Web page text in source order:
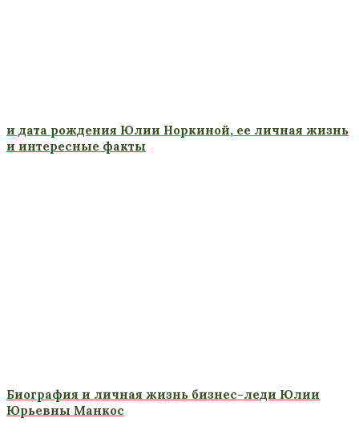
и дата рождения Юлии Норкиной, ее личная жизнь
и интересные факты
Биография и личная жизнь бизнес-леди Юлии
Юрьевны Манкос